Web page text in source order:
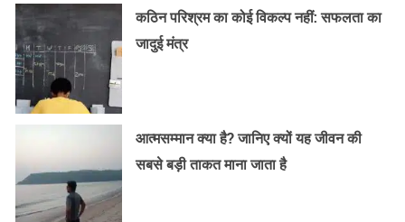
कठिन परिश्रम का कोई विकल्प नहीं: सफलता का
जादुई मंत्र
आत्मसम्मान क्या है? जानिए क्यों यह जीवन की
सबसे बड़ी ताकत माना जाता है